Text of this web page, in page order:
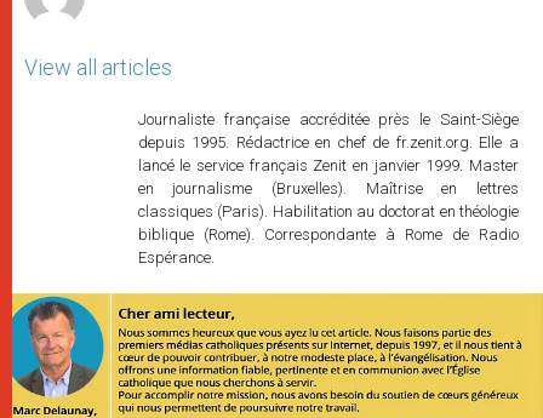
View all articles
Journaliste française accréditée près le Saint-Siège
depuis 1995. Rédactrice en chef de fr.zenit.org. Elle a
lancé le service français Zenit en janvier 1999. Master
en journalisme (Bruxelles). Maîtrise en lettres
classiques (Paris). Habilitation au doctorat en théologie
biblique (Rome). Correspondante à Rome de Radio
Espérance.